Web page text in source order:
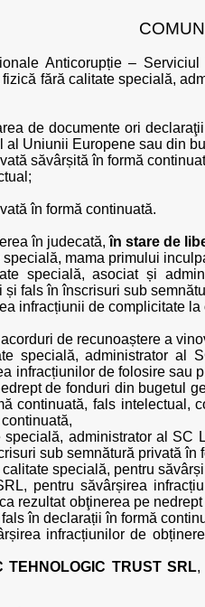
Anticorupție –
fără calitate specială,
de documente ori
Uniunii Europene sau din
săvârșită în formă
în formă continuată.
în judecată,în stare de
mama primului
specială, asociat și
fals în înscrisuri sub
infracțiunii de complicitate
de recunoaștere a
specială, administrator al
infracțiunilor de folosire sau
de fonduri din bugetul
continuată, fals intelectual,
administrator al
sub semnătură privată
specială, pentru
pentru săvârșirea
rezultat obţinerea pe
în declarații în formă
infracțiunilor de
TRUST SRL,